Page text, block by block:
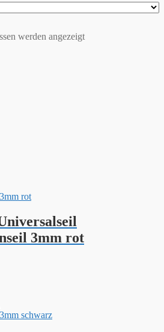
werden angezeigt
3mm rot